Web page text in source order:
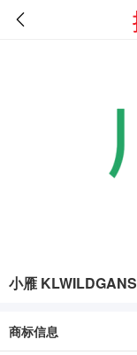
小雁 KLWILDGANS
商标信息